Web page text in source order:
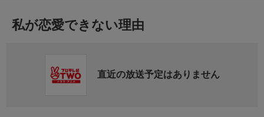
私が恋愛できない理由
直近の放送予定はありません